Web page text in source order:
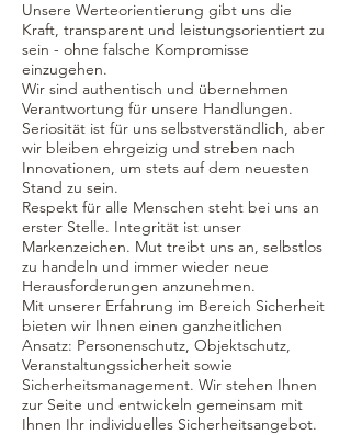
Unsere Werteorientierung gibt uns die
Kraft, transparent und leistungsorientiert zu
sein - ohne falsche Kompromisse
einzugehen.
Wir sind authentisch und übernehmen
Verantwortung für unsere Handlungen.
Seriosität ist für uns selbstverständlich, aber
wir bleiben ehrgeizig und streben nach
Innovationen, um stets auf dem neuesten
Stand zu sein.
Respekt für alle Menschen steht bei uns an
erster Stelle. Integrität ist unser
Markenzeichen. Mut treibt uns an, selbstlos
zu handeln und immer wieder neue
Herausforderungen anzunehmen.
Mit unserer Erfahrung im Bereich Sicherheit
bieten wir Ihnen einen ganzheitlichen
Ansatz: Personenschutz, Objektschutz,
Veranstaltungssicherheit sowie
Sicherheitsmanagement. Wir stehen Ihnen
zur Seite und entwickeln gemeinsam mit
Ihnen Ihr individuelles Sicherheitsangebot.